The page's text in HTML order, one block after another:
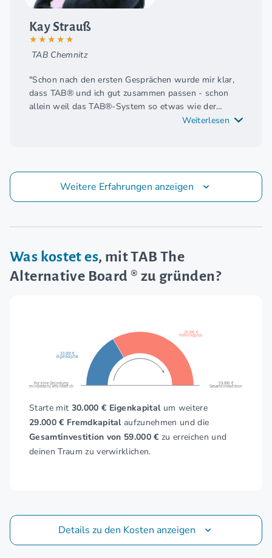
Kay Strauß
★★★★★
TAB Chemnitz
"Schon nach den ersten Gesprächen wurde mir klar,
dass TAB® und ich gut zusammen passen - schon
allein weil das TAB®-System so etwas wie der
fehlende Baustein meiner bisherigen Selbständigkeit
Weiterlesen
Weitere Erfahrungen anzeigen
Was kostet es, mit TAB The
Alternative Board ® zu gründen?
29.000 €
Fremdkapital
30.000 €
Eigenkapital
Für eine Gründung
mindestens erforderlich
59.000 €
Gesamtinvestition
Starte mit 30.000 € Eigenkapitalum weitere
29.000 € Fremdkapitalaufzunehmen und die
Gesamtinvestition von 59.000 € zu erreichen und
deinen Traum zu verwirklichen.
Details zu den Kosten anzeigen